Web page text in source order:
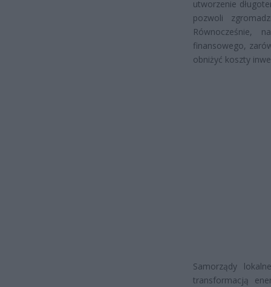
utworzenie
pozwoli
Równocześnie,
finansowego,
obniżyć koszty
Samorządy
transformacją